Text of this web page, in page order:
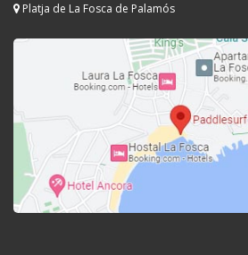
Platja de La Fosca de Palamós